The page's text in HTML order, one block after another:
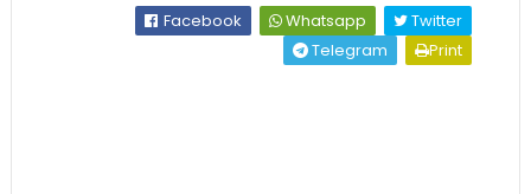
Facebook Whatsapp
Twitter
Telegram
Print